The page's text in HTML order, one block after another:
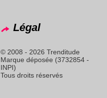
Légal
© 2008 - 2026 Trenditude
Marque déposée (3732854 -
INPI)
Tous droits réservés